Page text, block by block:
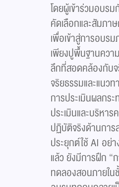
โดยผู้เข้าร่วมอบร
คัดเลือกและสัมภา
เพื่อเข้าสู่การอบร
เพียงปูพื้นฐานควา
ลึกที่สอดคล้องกับจ
จริยธรรมและแนว
การประเมินผลกร
ประเมินและบริหา
ปฏิบัติจริงด้านการ
ประยุกต์ใช้ AI อย่
แล้ว ยังมีการฝึก “
ทดลองสอนภายใน